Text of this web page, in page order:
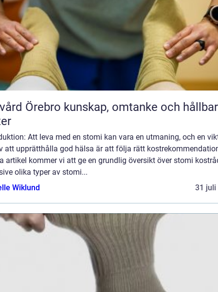
kunskap, omtanke och hållbara
Att leva med en stomi kan vara en utmaning, och en
att upprätthålla god hälsa är att följa rätt
artikel kommer vi att ge en grundlig översikt över stomi
olika typer av stomi...
Wiklund
31 juli